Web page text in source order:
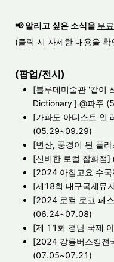
📢알리고 싶은 소식을 무
(클릭 시 자세한 내용을
(팝업/전시)
[블루메미술관 '같이
Dictionary'] @파주
[가파도 아티스트 인
(05.29~09.29)
[변산, 풍경이 된 플
[신비한 로컬 잡화점]
[2024 아침고요 수국
[제18회 대구국제뮤
[2024 로컬 로코 페
(06.24~07.08)
[제 11회 경남 국제
[2024 강릉버스킹전
(07.05~07.21)